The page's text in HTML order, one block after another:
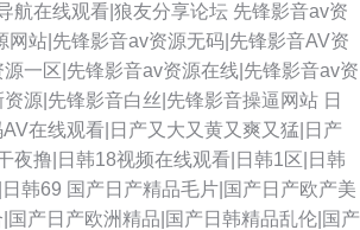
航在线观看|狼友分享论坛 先锋影音av资
网站|先锋影音av资源无码|先锋影音AV资
一区|先锋影音av资源在线|先锋影音av资
源|先锋影音白丝|先锋影音操逼网站 日
在线观看|日产又大又黄又爽又猛|日产
夜撸|日韩18视频在线观看|日韩1区|日韩
韩69 国产日产精品毛片|国产日产欧产美
国产日产欧洲精品|国产日韩精品乱伦|国产